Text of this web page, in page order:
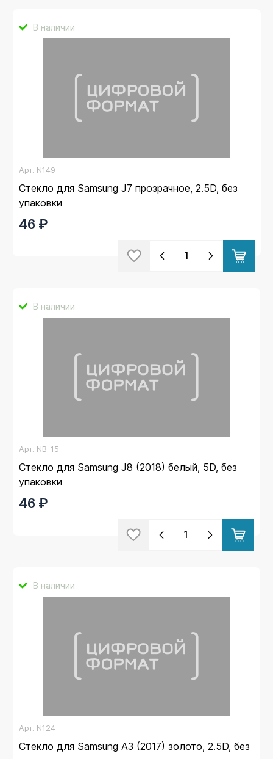
В наличии
Арт. N149
Стекло для Samsung J7 прозрачное, 2.5D, без
упаковки
46 ₽
В наличии
Арт. NB-15
Стекло для Samsung J8 (2018) белый, 5D, без
упаковки
46 ₽
В наличии
Арт. N124
Стекло для Samsung A3 (2017) золото, 2.5D, без